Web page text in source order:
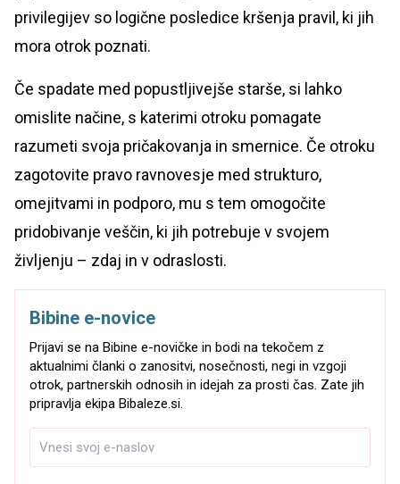
privilegijev so logične posledice kršenja pravil, ki jih
mora otrok poznati.
Če spadate med popustljivejše starše, si lahko
omislite načine, s katerimi otroku pomagate
razumeti svoja pričakovanja in smernice. Če otroku
zagotovite pravo ravnovesje med strukturo,
omejitvami in podporo, mu s tem omogočite
pridobivanje veščin, ki jih potrebuje v svojem
življenju – zdaj in v odraslosti.
Bibine e-novice
Prijavi se na Bibine e-novičke in bodi na tekočem z
aktualnimi članki o zanositvi, nosečnosti, negi in vzgoji
otrok, partnerskih odnosih in idejah za prosti čas. Zate jih
pripravlja ekipa Bibaleze.si.